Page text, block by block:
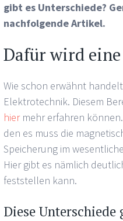
gibt es Unterschiede?
nachfolgende Artikel.
Dafür wird
Wie schon erwähnt
Elektrotechnik. Diesem
hiermehr erfahren können.
den es muss die
Speicherung im
Hier gibt es nämlich
feststellen kann.
Diese